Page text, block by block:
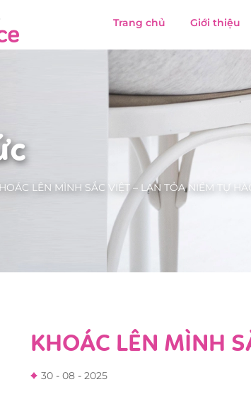
Trang chủ Giới thiệu
LÊN MÌNH SẮC VIỆT – LAN TỎA NIỀM TỰ
KHOÁC LÊN MÌNH
30 - 08 - 2025